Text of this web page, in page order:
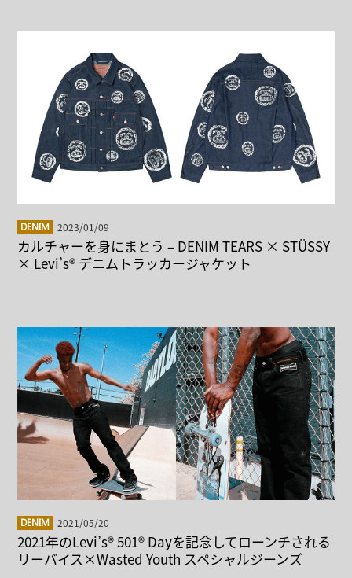
DENIM 2023/01/09
カルチャーを身にまとう – DENIM TEARS × STÜSSY
× Levi’s® デニムトラッカージャケット
DENIM 2021/05/20
2021年のLevi’s® 501® Dayを記念してローンチされる
リーバイス×Wasted Youth スペシャルジーンズ